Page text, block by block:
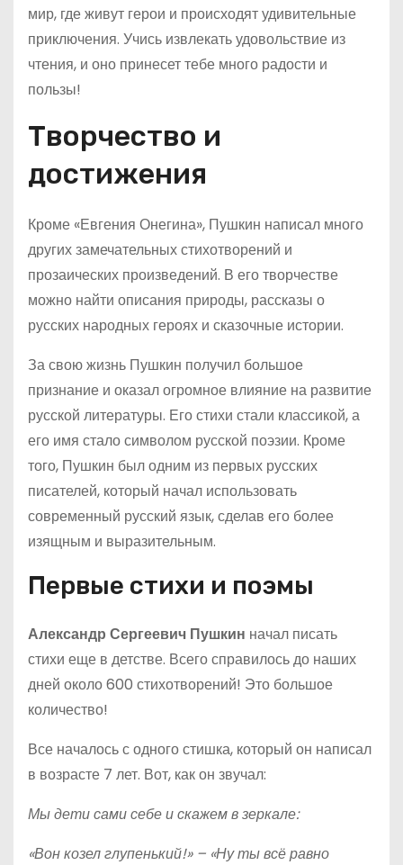
мир, где живут герои и происходят удивительные
приключения. Учись извлекать удовольствие из
чтения, и оно принесет тебе много радости и
пользы!
Творчество и
достижения
Кроме «Евгения Онегина», Пушкин написал много
других замечательных стихотворений и
прозаических произведений. В его творчестве
можно найти описания природы, рассказы о
русских народных героях и сказочные истории.
За свою жизнь Пушкин получил большое
признание и оказал огромное влияние на развитие
русской литературы. Его стихи стали классикой, а
его имя стало символом русской поэзии. Кроме
того, Пушкин был одним из первых русских
писателей, который начал использовать
современный русский язык, сделав его более
изящным и выразительным.
Первые стихи и поэмы
Александр Сергеевич Пушкин начал писать
стихи еще в детстве. Всего справилось до наших
дней около 600 стихотворений! Это большое
количество!
Все началось с одного стишка, который он написал
в возрасте 7 лет. Вот, как он звучал:
Мы дети сами себе и скажем в зеркале:
«Вон козел глупенький!» – «Ну ты всё равно